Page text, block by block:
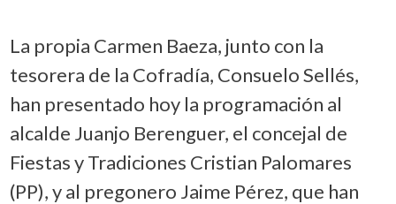
La propia Carmen Baeza, junto con la
tesorera de la Cofradía, Consuelo Sellés,
han presentado hoy la programación al
alcalde Juanjo Berenguer, el concejal de
Fiestas y Tradiciones Cristian Palomares
(PP), y al pregonero Jaime Pérez, que han